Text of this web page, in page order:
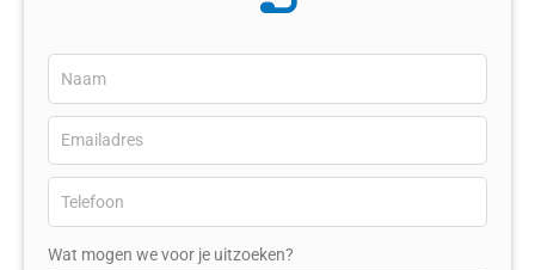
Wat mogen we voor je uitzoeken?